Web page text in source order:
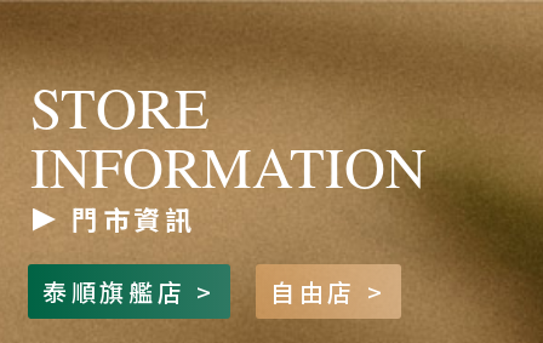
泰順旗艦店 >
STORE
INFORMATION
門市資訊
自由店 >